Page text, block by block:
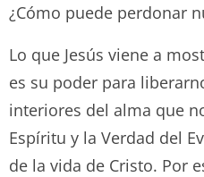
¿Cómo puede perdonar
Lo que Jesús viene a
es su poder para
interiores del alma que
Espíritu y la Verdad del
de la vida de Cristo. Por